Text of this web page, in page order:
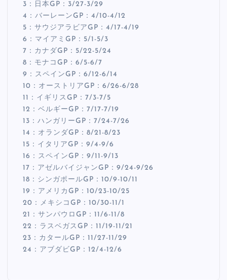
3：日本GP：3/27-3/29
4：バーレーンGP：4/10-4/12
5：サウジアラビアGP：4/17-4/19
6：マイアミGP：5/1-5/3
7：カナダGP：5/22-5/24
8：モナコGP：6/5-6/7
9：スペインGP：6/12-6/14
10：オーストリアGP：6/26-6/28
11：イギリスGP：7/3-7/5
12：ベルギーGP：7/17-7/19
13：ハンガリーGP：7/24-7/26
14：オランダGP：8/21-8/23
15：イタリアGP：9/4-9/6
16：スペインGP：9/11-9/13
17：アゼルバイジャンGP：9/24-9/26
18：シンガポールGP：10/9-10/11
19：アメリカGP：10/23-10/25
20：メキシコGP：10/30-11/1
21：サンパウロGP：11/6-11/8
22：ラスベガスGP：11/19-11/21
23：カタールGP：11/27-11/29
24：アブダビGP：12/4-12/6